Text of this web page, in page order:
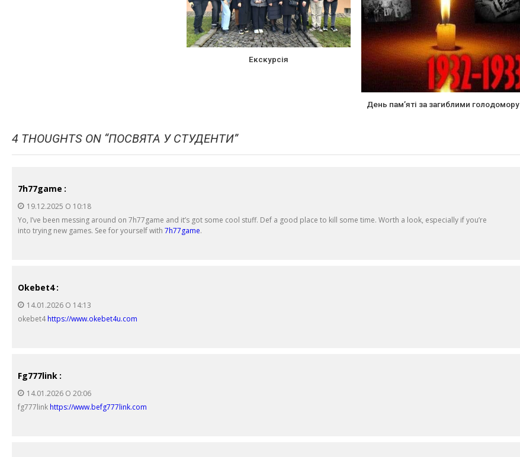
Екскурсія
День пам’яті за загиблими голодомору
4 THOUGHTS ON “ПОСВЯТА У СТУДЕНТИ”
7h77game :
19.12.2025 О 10:18
Yo, I’ve been messing around on 7h77game and it’s got some cool stuff. Def a good place to kill some time. Worth a look, especially if you’re
into trying new games. See for yourself with 7h77game.
Okebet4 :
14.01.2026 О 14:13
okebet4https://www.okebet4u.com
Fg777link :
14.01.2026 О 20:06
fg777link https://www.befg777link.com